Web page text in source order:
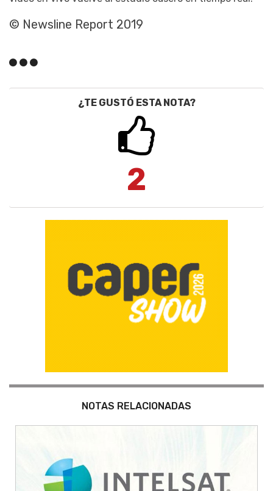
© Newsline Report 2019
¿TE GUSTÓ ESTA NOTA?
2
NOTAS RELACIONADAS